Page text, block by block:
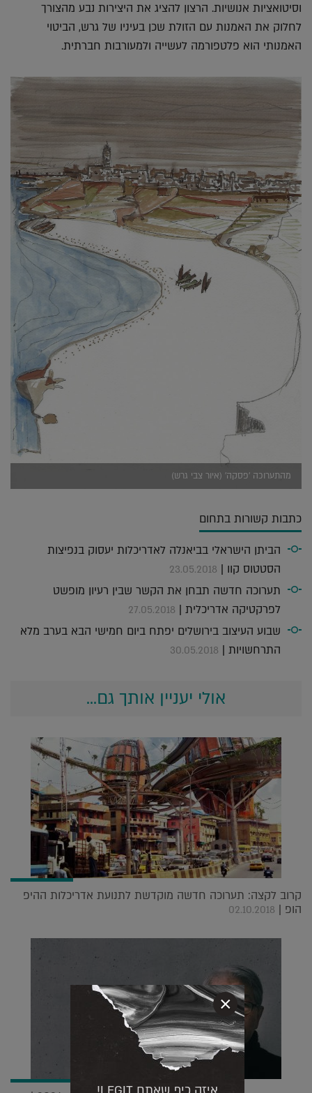
וסיטואציות אנושיות. הרצון להציג את היצירות נבע מהצורך
לחלוק את האמנות עם הזולת שכן בעיניו של גרש, הביטוי
האמנותי הוא פלטפורמה לעשייה ולמעורבות חברתית.
מהתערוכה 'פסקה' (איור צבי גרש)
כתבות קשורות בתחום
הביתן הישראלי בביאנלה לאדריכלות יעסוק בנפיצות
הסטטוס קוו | 23.05.2018
תערוכה חדשה תבחן את הקשר שבין רעיון מופשט
לפרקטיקה אדריכלית | 27.05.2018
שבוע העיצוב בירושלים יפתח ביום חמישי הבא בערב מלא
התרחשויות | 30.05.2018
אולי יעניין אותך גם...
קרוב לקצה: תערוכה חדשה מוקדשת לתנועת אדריכלות ההיפ
הופ | 02.10.2018
×